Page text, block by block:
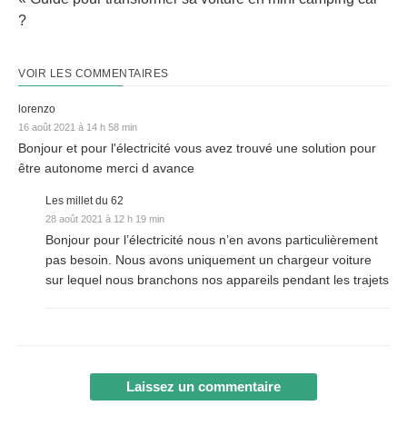
?
VOIR LES COMMENTAIRES
lorenzo
16 août 2021 à 14 h 58 min
Bonjour et pour l'électricité vous avez trouvé une solution pour
être autonome merci d avance
Les millet du 62
28 août 2021 à 12 h 19 min
Bonjour pour l’électricité nous n’en avons particulièrement
pas besoin. Nous avons uniquement un chargeur voiture
sur lequel nous branchons nos appareils pendant les trajets
Laissez un commentaire